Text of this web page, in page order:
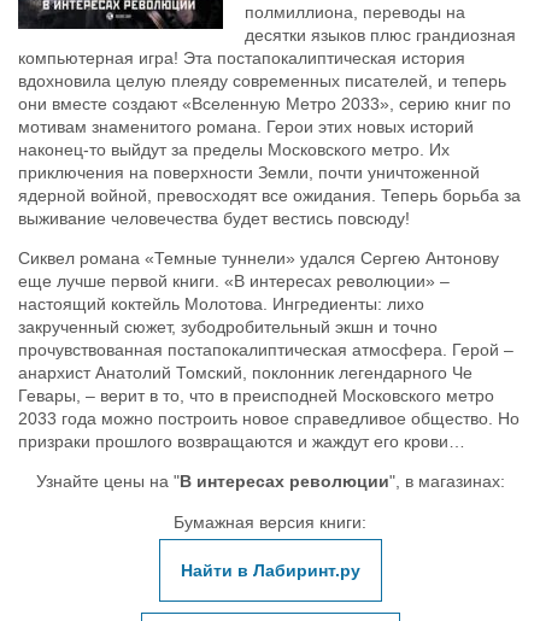
полмиллиона, переводы на
десятки языков плюс грандиозная
компьютерная игра! Эта постапокалиптическая история
вдохновила целую плеяду современных писателей, и теперь
они вместе создают «Вселенную Метро 2033», серию книг по
мотивам знаменитого романа. Герои этих новых историй
наконец-то выйдут за пределы Московского метро. Их
приключения на поверхности Земли, почти уничтоженной
ядерной войной, превосходят все ожидания. Теперь борьба за
выживание человечества будет вестись повсюду!
Сиквел романа «Темные туннели» удался Сергею Антонову
еще лучше первой книги. «В интересах революции» –
настоящий коктейль Молотова. Ингредиенты: лихо
закрученный сюжет, зубодробительный экшн и точно
прочувствованная постапокалиптическая атмосфера. Герой –
анархист Анатолий Томский, поклонник легендарного Че
Гевары, – верит в то, что в преисподней Московского метро
2033 года можно построить новое справедливое общество. Но
призраки прошлого возвращаются и жаждут его крови…
Узнайте цены на "В интересах революции", в магазинах:
Бумажная версия книги:
Найти в Лабиринт.ру